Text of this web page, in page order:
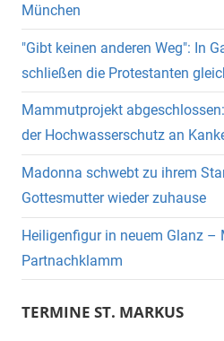
München
"Gibt keinen anderen Weg": In
schließen die Protestanten
Mammutprojekt
der Hochwasserschutz an
Madonna schwebt zu ihrem
Gottesmutter wieder zuhause
Heiligenfigur in neuem Glanz –
Partnachklamm
TERMINE ST. MARKUS